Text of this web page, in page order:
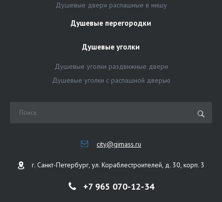
Душевые двери распашные в нишу
Душевые перегородки
Душевые уголки
Душевые уголки раздвижные двери
Душевые уголки с распашной дверью
city@gimass.ru
г. Санкт-Петербург, ул. Кораблестроителей, д. 30, корп. 3
+7 965 070-12-34